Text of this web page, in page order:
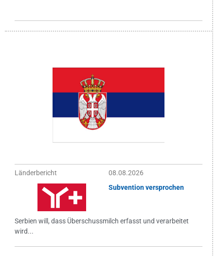
Länderbericht
08.08.2026
Subvention versprochen
Serbien will, dass Überschussmilch erfasst und verarbeitet
wird...